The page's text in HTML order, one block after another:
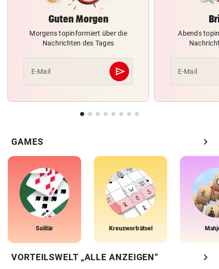
Guten Morgen
Morgens topinformiert über die
Nachrichten des Tages
E-Mail send
Abschicken
Abends
E-Mail
GAMES chevron_right
Solitär Kreuzworträtsel
VORTEILSWELT „ALLE ANZEIGEN“ chevron_right